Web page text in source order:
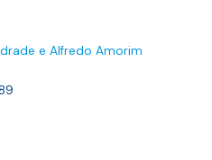
e Alfredo Amorim